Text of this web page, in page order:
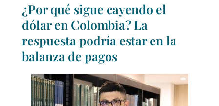
¿Por qué sigue cayendo el
dólar en Colombia? La
respuesta podría estar en la
balanza de pagos